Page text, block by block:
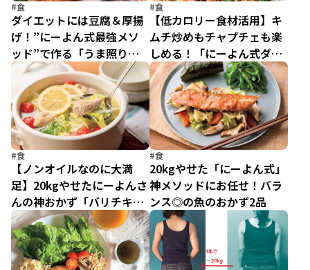
#食
ダイエットには豆腐＆厚揚
げ！”にーよん式最強メソ
ッド”で作る「うま照り南
蛮」「レンチンつくね」
#食
【低カロリー食材活用】キ
ムチ炒めもチャプチェも楽
しめる！「にーよん式ダイ
エット」ならヘルシー＆ガ
マンなし
#食
【ノンオイルなのに大満
足】20kgやせたにーよんさ
んの神おかず「バリチキソ
テー」「とりレモン塩鍋」
#食
20kgやせた「にーよん式」
神メソッドにお任せ！バラ
ンス◎の魚のおかず2品